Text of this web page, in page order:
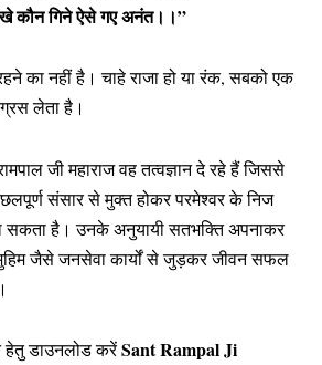
कौन गिने ऐसे गए अनंत।।”
का नहीं है। चाहे राजा हो या रंक, सबको एक
लेता है।
जी महाराज वह तत्वज्ञान दे रहे हैं जिससे
संसार से मुक्त होकर परमेश्वर के निज
सकता है। उनके अनुयायी सतभक्ति अपनाकर
मुहिम जैसे जनसेवा कार्यों से जुड़कर जीवन सफल
डाउनलोड करेंSant Rampal Ji